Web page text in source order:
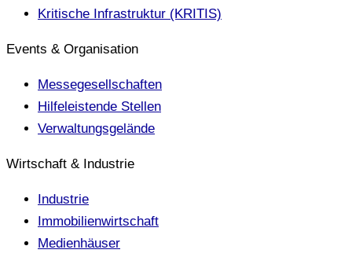
Kritische Infrastruktur (KRITIS)
Events & Organisation
Messegesellschaften
Hilfeleistende Stellen
Verwaltungsgelände
Wirtschaft & Industrie
Industrie
Immobilienwirtschaft
Medienhäuser